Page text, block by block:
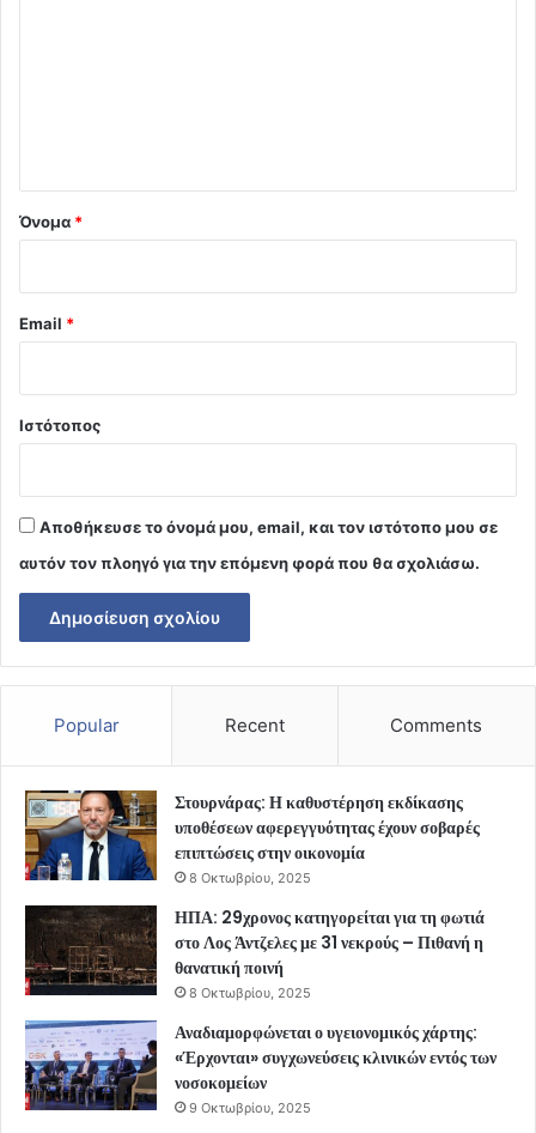
Όνομα *
Email *
Ιστότοπος
Αποθήκευσε το όνομά μου, email, και τον ιστότοπο μου σε
αυτόν τον πλοηγό για την επόμενη φορά που θα σχολιάσω.
Popular Recent Comments
Στουρνάρας: Η καθυστέρηση εκδίκασης
υποθέσεων αφερεγγυότητας έχουν σοβαρές
επιπτώσεις στην οικονομία
8 Οκτωβρίου, 2025
ΗΠΑ: 29χρονος κατηγορείται για τη φωτιά
στο Λος Άντζελες με 31 νεκρούς – Πιθανή η
θανατική ποινή
8 Οκτωβρίου, 2025
Αναδιαμορφώνεται ο υγειονομικός χάρτης:
«Έρχονται» συγχωνεύσεις κλινικών εντός των
νοσοκομείων
9 Οκτωβρίου, 2025